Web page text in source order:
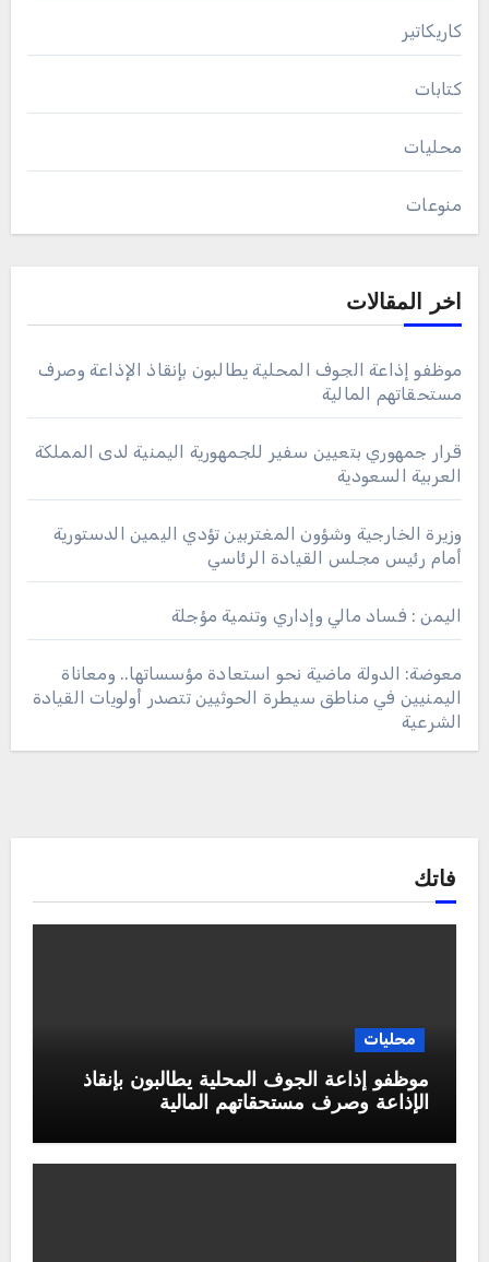
كاريكاتير
كتابات
محليات
منوعات
اخر المقالات
موظفو إذاعة الجوف المحلية يطالبون بإنقاذ الإذاعة وصرف
مستحقاتهم المالية
قرار جمهوري بتعيين سفير للجمهورية اليمنية لدى المملكة
العربية السعودية
وزيرة الخارجية وشؤون المغتربين تؤدي اليمين الدستورية
أمام رئيس مجلس القيادة الرئاسي
اليمن : فساد مالي وإداري وتنمية مؤجلة
معوضة: الدولة ماضية نحو استعادة مؤسساتها.. ومعاناة
اليمنيين في مناطق سيطرة الحوثيين تتصدر أولويات القيادة
الشرعية
فاتك
محليات
موظفو إذاعة الجوف المحلية يطالبون بإنقاذ
الإذاعة وصرف مستحقاتهم المالية